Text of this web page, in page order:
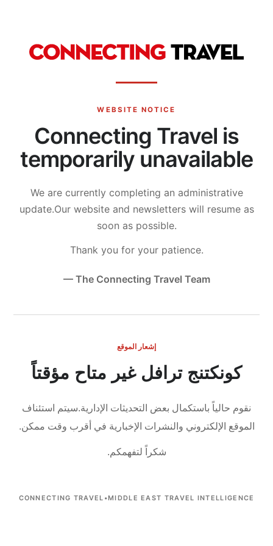
WEBSITE NOTICE
Connecting Travel is
temporarily unavailable
We are currently completing an administrative
update.Our website and newsletters will resume as
soon as possible.
Thank you for your patience.
— The Connecting Travel Team
إشعار الموقع
كونكتنج ترافل غير متاح مؤقتاً
نقوم حالياً باستكمال بعض التحديثات الإدارية.سيتم استئناف
الموقع الإلكتروني والنشرات الإخبارية في أقرب وقت ممكن.
شكراً لتفهمكم.
CONNECTING TRAVEL •MIDDLE EAST TRAVEL INTELLIGENCE